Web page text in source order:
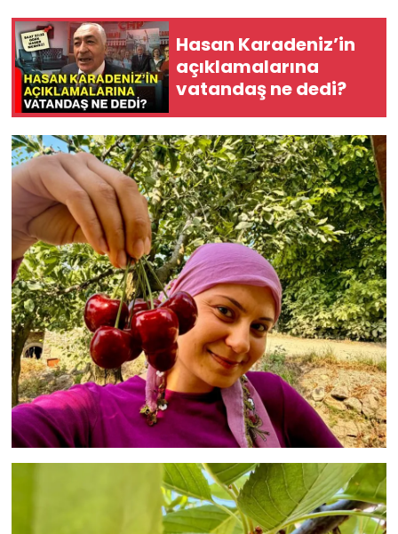
Hasan Karadeniz’in
açıklamalarına
vatandaş ne dedi?